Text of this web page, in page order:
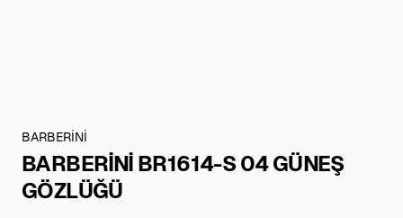
BARBERİNİ
BARBERİNİ BR1614-S 04 GÜNEŞ
GÖZLÜĞÜ